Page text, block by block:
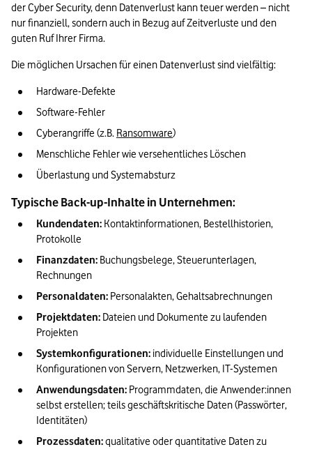
der Cyber Security, denn Datenverlust kann teuer werden – nicht
nur finanziell, sondern auch in Bezug auf Zeitverluste und den
guten Ruf Ihrer Firma.
Die möglichen Ursachen für einen Datenverlust sind vielfältig:
Hardware-Defekte
Software-Fehler
Cyberangriffe (z.B. Ransomware)
Menschliche Fehler wie versehentliches Löschen
Überlastung und Systemabsturz
Typische Back-up-Inhalte in Unternehmen:
Kundendaten: Kontaktinformationen, Bestellhistorien,
Protokolle
Finanzdaten: Buchungsbelege, Steuerunterlagen,
Rechnungen
Personaldaten: Personalakten, Gehaltsabrechnungen
Projektdaten: Dateien und Dokumente zu laufenden
Projekten
Systemkonfigurationen: individuelle Einstellungen und
Konfigurationen von Servern, Netzwerken, IT-Systemen
Anwendungsdaten: Programmdaten, die Anwender:innen
selbst erstellen; teils geschäftskritische Daten (Passwörter,
Identitäten)
Prozessdaten: qualitative oder quantitative Daten zu